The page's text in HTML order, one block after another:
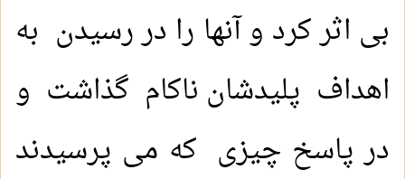
بی اثر کرد و آنها را در رسیدن به
اهداف پلیدشان ناکام گذاشت و
در پاسخ چیزی که می پرسیدند